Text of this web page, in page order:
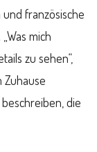
französische
mich
zu sehen“,
Zuhause
die